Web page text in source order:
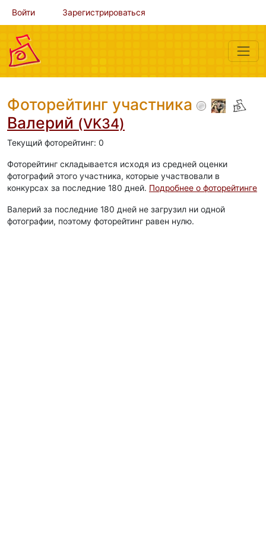
Войти Зарегистрироваться
Фоторейтинг участника
Валерий (VK34)
Текущий фоторейтинг: 0
Фоторейтинг складывается исходя из средней оценки
фотографий этого участника, которые участвовали в
конкурсах за последние 180 дней. Подробнее о фоторейтинге
Валерий за последние 180 дней не загрузил ни одной
фотографии, поэтому фоторейтинг равен нулю.